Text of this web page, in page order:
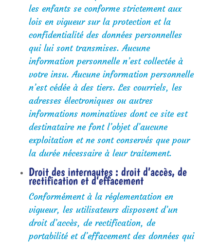
les enfants se conforme strictement aux
lois en vigueur sur la protection et la
confidentialité des données personnelles
qui lui sont transmises. Aucune
information personnelle n’est collectée à
votre insu. Aucune information personnelle
n’est cédée à des tiers. Les courriels, les
adresses électroniques ou autres
informations nominatives dont ce site est
destinataire ne font l’objet d’aucune
exploitation et ne sont conservés que pour
la durée nécessaire à leur traitement.
Droit des internautes : droit d’accès, de
rectification et d’effacement
Conformément à la réglementation en
vigueur, les utilisateurs disposent d’un
droit d’accès, de rectification, de
portabilité et d’effacement des données qui